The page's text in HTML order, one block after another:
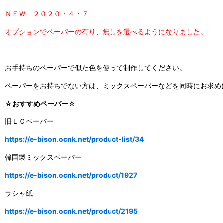
ＮＥＷ ２０２０・４・７
オプションでペーパーの有り、無しを選べるようになりました。
お手持ちのペーパーで似た色を使って制作してください。
ペーパーをお持ちでない方は、ミックスペーパーなどを同時にお求め
☆おすすめペーパー☆
旧ＬＣペーパー
https://e-bison.ocnk.net/product-list/34
韓国製ミックスペーパー
https://e-bison.ocnk.net/product/1927
ラシャ紙
https://e-bison.ocnk.net/product/2195